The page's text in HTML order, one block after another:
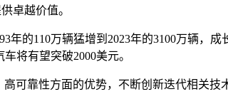
卓越价值。
的110万辆猛增到2023年的3100万辆，
将有望突破2000美元。
可靠性方面的优势，不断创新迭代相关